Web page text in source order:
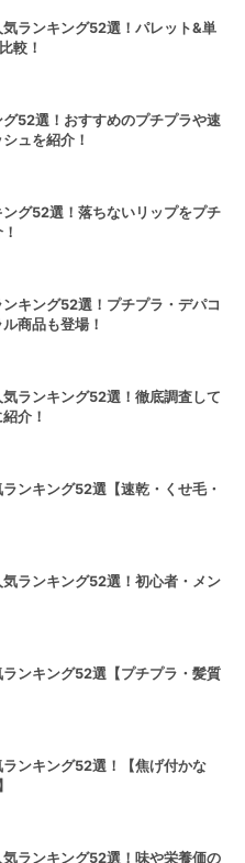
ランキング52選！パレット&単
較！
52選！おすすめのプチプラや速
ュを紹介！
グ52選！落ちないリップをプチ
キング52選！プチプラ・デパコ
商品も登場！
ランキング52選！徹底調査して
介！
ンキング52選【速乾・くせ毛・
ランキング52選！初心者・メン
ンキング52選【プチプラ・髪質
ンキング52選！【焦げ付かな
ランキング52選！味や栄養価の